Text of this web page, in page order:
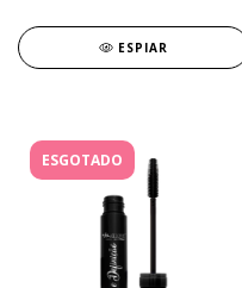
ESPIAR
ESGOTADO